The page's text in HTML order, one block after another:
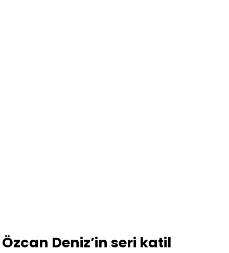
Özcan Deniz’in seri katil